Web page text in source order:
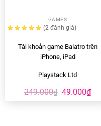
GAMES
(2 đánh giá)
Tài khoản game Balatro trên
iPhone, iPad
Playstack Ltd
249.000₫ Giá
49.000₫Giá
hiện